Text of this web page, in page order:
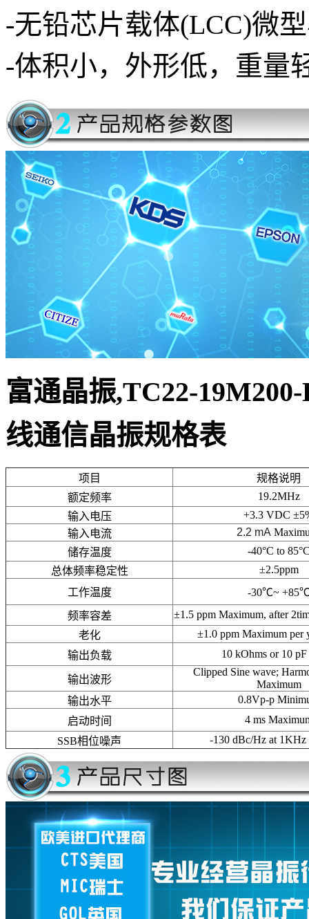
-无铅芯片载体(LCC)微
-体积小，外形低，重量
富通晶振,TC22-
线通信晶振规格表
项目
规格说明
额定频率
19.2MHz
输入电压
+3.3 VDC
输入电流
2.2 mA
储存温度
-40°C to
总体频率稳定性
±2.5ppm
工作温度
-30℃~
频率容差
±1.5 ppm Maximum, after
老化
±1.0 ppm Maximum per
输出负载
10 kOhms or 10
输出波形
Clipped Sine wave;
Maximum
输出水平
0.8Vp-p
启动时间
4 ms
SSB相位噪声
-130 dBc/Hz at 1KHz